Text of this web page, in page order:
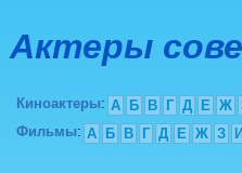
Актеры
Киноактеры: А Б В Г Д Е Ж
Фильмы: А Б В Г Д Е Ж З И